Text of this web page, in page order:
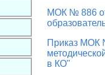
МОК № 886
Приказ МОК
в КО"